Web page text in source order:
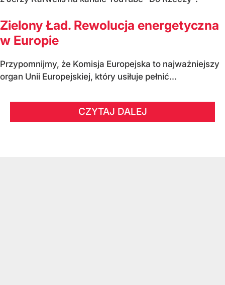
Zielony Ład. Rewolucja energetyczna
w Europie
Przypomnijmy, że Komisja Europejska to najważniejszy
organ Unii Europejskiej, który usiłuje pełnić...
CZYTAJ DALEJ